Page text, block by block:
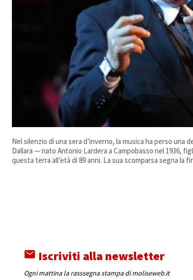
Nel silenzio di una sera d’inverno, la musica ha perso una
Dallara — nato Antonio Lardera a Campobasso nel 1936,
questa terra all’età di 89 anni. La sua scomparsa segna la
Iscriviti alla newsletter
Ogni mattina la rasssegna stampa di moliseweb.it